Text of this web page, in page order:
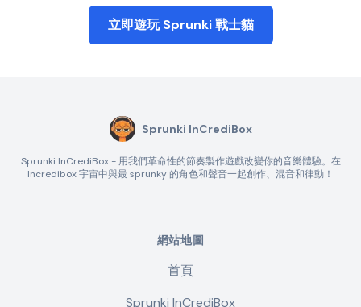
立即遊玩 Sprunki 戰士貓
Sprunki InCrediBox
Sprunki InCrediBox - 用我們革命性的節奏製作遊戲改變你的音樂體驗。在
Incredibox 宇宙中與最 sprunky 的角色和聲音一起創作、混音和律動！
網站地圖
首頁
Sprunki InCrediBox